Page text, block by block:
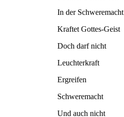
In der Schweremacht
Kraftet Gottes-Geist
Doch darf nicht
Leuchterkraft
Ergreifen
Schweremacht
Und auch nicht